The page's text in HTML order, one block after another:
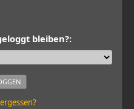
bleiben?: